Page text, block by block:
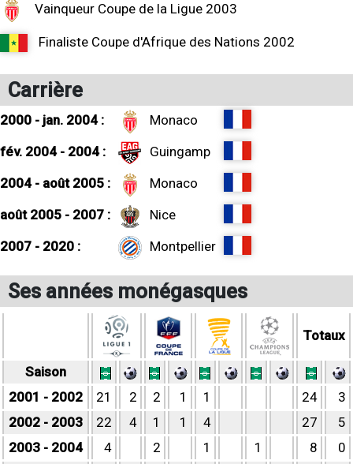
Vainqueur Coupe de la Ligue 2003
Finaliste Coupe d'Afrique des Nations 2002
Carrière
2000 - jan. 2004 :
Monaco
fév. 2004 - 2004 :
Guingamp
2004 - août 2005 :
Monaco
août 2005 - 2007 :
Nice
2007 - 2020 :
Montpellier
Ses années monégasques
Totaux
Saison
2001 - 2002
21 2 2 1 1 24
3
2002 - 2003
22 4 1 1 4 27
5
2003 - 2004
4 2 1 1 8
0